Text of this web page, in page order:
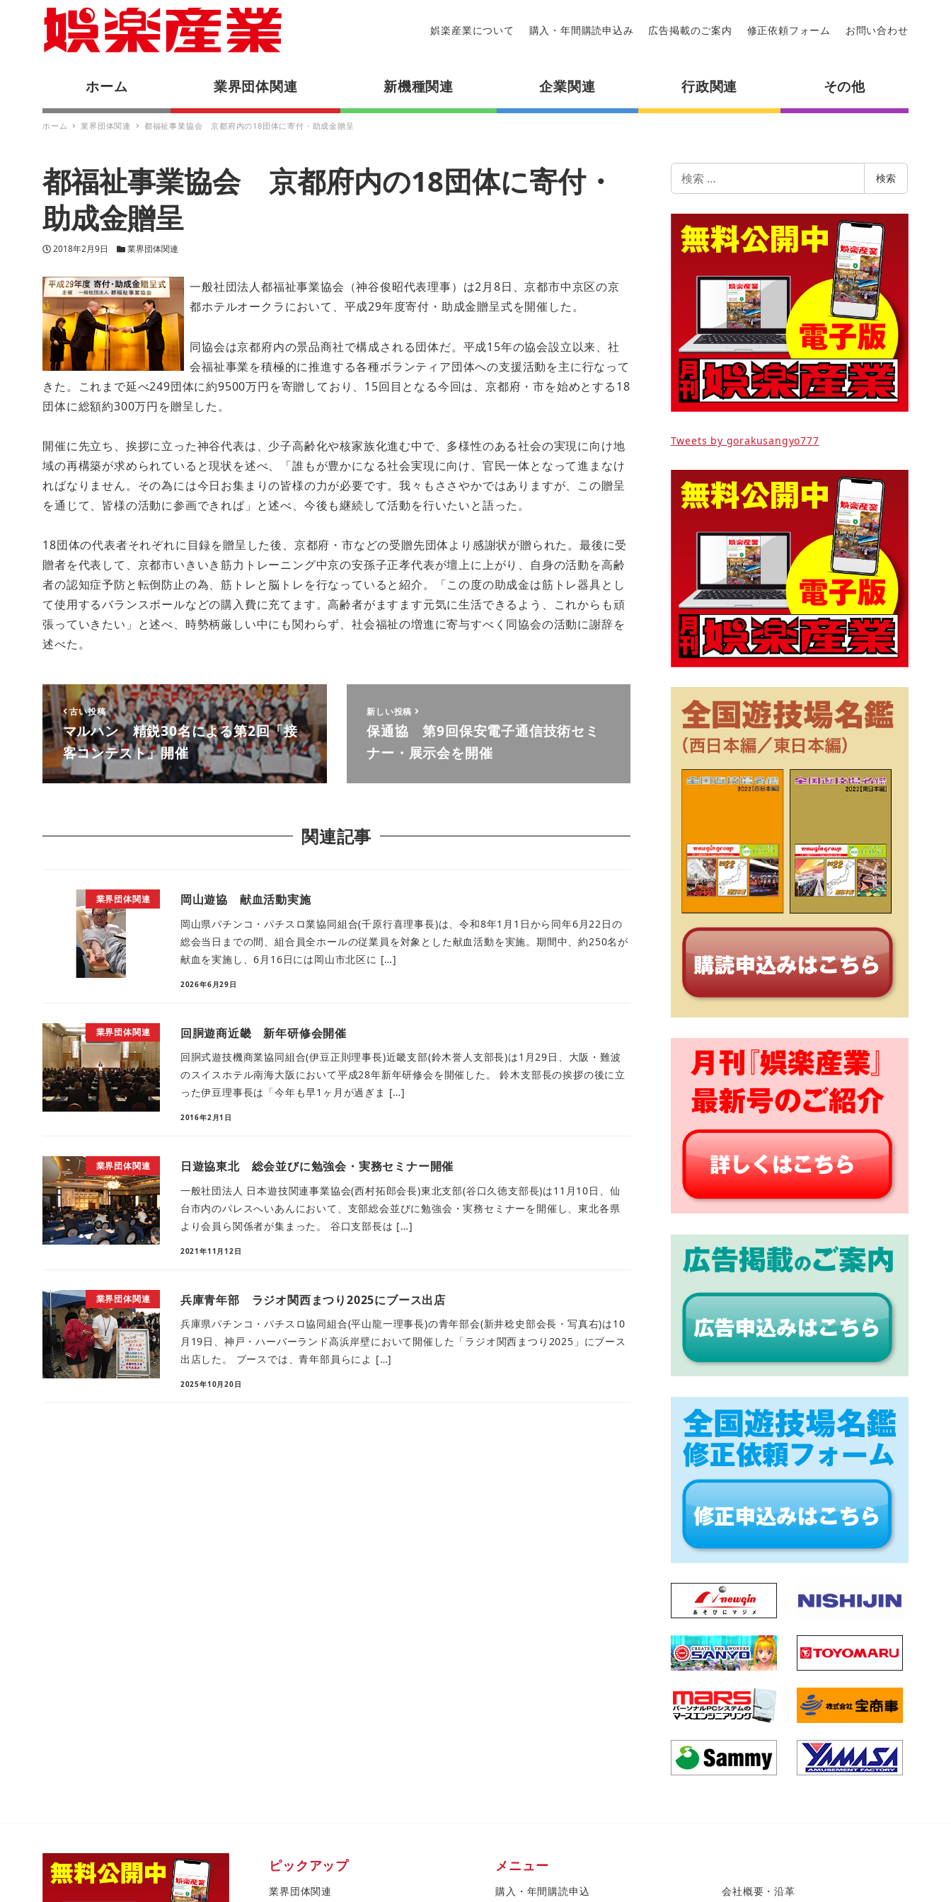
娯楽産業について 購入・年間購読申込み 広告掲載のご案内 修正依頼フォーム お問い合わせ
ホーム 業界団体関連 新機種関連 企業関連 行政関連 その他
ホーム 業界団体関連 都福祉事業協会 京都府内の18団体に寄付・助成金贈呈
都福祉事業協会 京都府内の18団体に寄付・
助成金贈呈
投稿日
2018年2月9日 カテゴリー
業界団体関連
一般社団法人都福祉事業協会（神谷俊昭代表理事）は2月8日、京都市中京区の京
都ホテルオークラにおいて、平成29年度寄付・助成金贈呈式を開催した。
同協会は京都府内の景品商社で構成される団体だ。平成15年の協会設立以来、社
会福祉事業を積極的に推進する各種ボランティア団体への支援活動を主に行なって
きた。これまで延べ249団体に約9500万円を寄贈しており、15回目となる今回は、京都府・市を始めとする18
団体に総額約300万円を贈呈した。
開催に先立ち、挨拶に立った神谷代表は、少子高齢化や核家族化進む中で、多様性のある社会の実現に向け地
域の再構築が求められていると現状を述べ、「誰もが豊かになる社会実現に向け、官民一体となって進まなけ
ればなりません。その為には今日お集まりの皆様の力が必要です。我々もささやかではありますが、この贈呈
を通じて、皆様の活動に参画できれば」と述べ、今後も継続して活動を行いたいと語った。
18団体の代表者それぞれに目録を贈呈した後、京都府・市などの受贈先団体より感謝状が贈られた。最後に受
贈者を代表して、京都市いきいき筋力トレーニング中京の安孫子正孝代表が壇上に上がり、自身の活動を高齢
者の認知症予防と転倒防止の為、筋トレと脳トレを行なっていると紹介。「この度の助成金は筋トレ器具とし
て使用するバランスボールなどの購入費に充てます。高齢者がますます元気に生活できるよう、これからも頑
張っていきたい」と述べ、時勢柄厳しい中にも関わらず、社会福祉の増進に寄与すべく同協会の活動に謝辞を
述べた。
古い投稿
マルハン 精鋭30名による第2回「接
客コンテスト」開催
新しい投稿
保通協 第9回保安電子通信技術セミ
ナー・展示会を開催
関連記事
業界団体関連 岡山遊協 献血活動実施
岡山県パチンコ・パチスロ業協同組合(千原行喜理事長)は、令和8年1月1日から同年6月22日の
総会当日までの間、組合員全ホールの従業員を対象とした献血活動を実施。期間中、約250名が
献血を実施し、6月16日には岡山市北区に […]
2026年6月29日
業界団体関連 回胴遊商近畿 新年研修会開催
回胴式遊技機商業協同組合(伊豆正則理事長)近畿支部(鈴木誉人支部長)は1月29日、大阪・難波
のスイスホテル南海大阪において平成28年新年研修会を開催した。 鈴木支部長の挨拶の後に立
った伊豆理事長は「今年も早1ヶ月が過ぎま […]
2016年2月1日
業界団体関連 日遊協東北 総会並びに勉強会・実務セミナー開催
一般社団法人 日本遊技関連事業協会(西村拓郎会長)東北支部(谷口久徳支部長)は11月10日、仙
台市内のパレスへいあんにおいて、支部総会並びに勉強会・実務セミナーを開催し、東北各県
より会員ら関係者が集まった。 谷口支部長は […]
2021年11月12日
業界団体関連 兵庫青年部 ラジオ関西まつり2025にブース出店
兵庫県パチンコ・パチスロ協同組合(平山龍一理事長)の青年部会(新井稔史部会長・写真右)は10
月19日、神戸・ハーバーランド高浜岸壁において開催した「ラジオ関西まつり2025」にブース
出店した。 ブースでは、青年部員らによ […]
2025年10月20日
索
検索
Tweets by gorakusangyo777
ピックアップ
業界団体関連
メニュー
購入・年間購読申込 会社概要・沿革